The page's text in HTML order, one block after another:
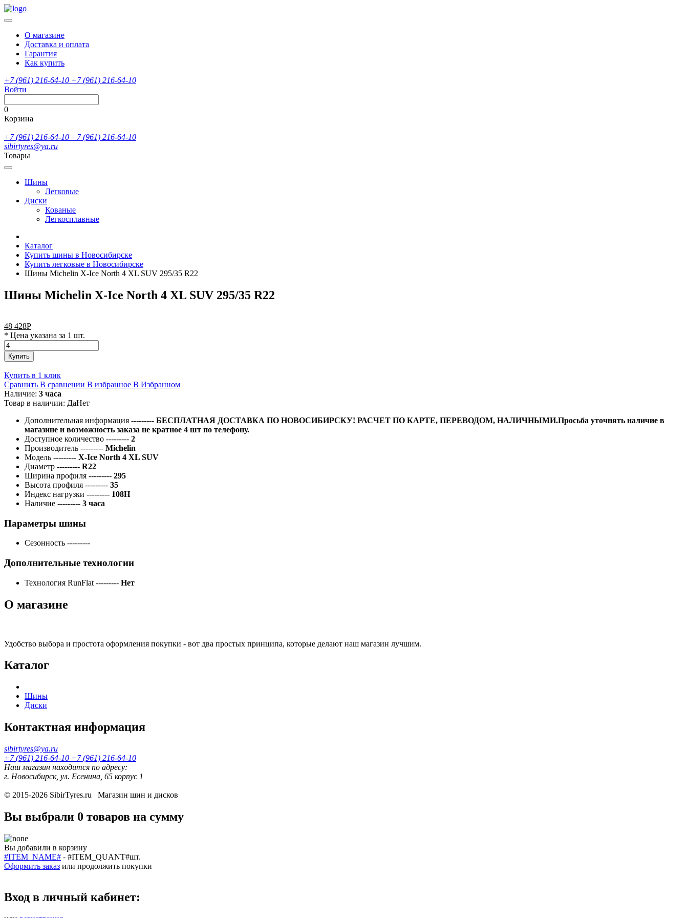
О магазине
Доставка и оплата
Гарантия
Как купить
+7 (961) 216-64-10 +7 (961) 216-64-10
Войти
0
Корзина
+7 (961) 216-64-10 +7 (961) 216-64-10
sibirtyres@ya.ru
Товары
Шины
Легковые
Диски
Кованые
Легкосплавные
Каталог
Купить шины в Новосибирске
Купить легковые в Новосибирске
Шины Michelin X-Ice North 4 XL SUV 295/35 R22
Шины Michelin X-Ice North 4 XL SUV 295/35 R22
48 428Р
* Цена указана за 1 шт.
Купить
Купить в 1 клик
Сравнить В сравнении В избранное В Избранном
Наличие: 3 часа
Товар в наличии: ДаНет
Дополнительная информация --------- БЕСПЛАТНАЯ ДОСТАВКА ПО НОВОСИБИРСКУ! РАСЧЕТ ПО КАРТЕ, ПЕРЕВОДОМ, НАЛИЧНЫМИ.Просьба уточнять наличие в
магазине и возможность заказа не кратное 4 шт по телефону.
Доступное количество --------- 2
Производитель --------- Michelin
Модель --------- X-Ice North 4 XL SUV
Диаметр --------- R22
Ширина профиля --------- 295
Высота профиля --------- 35
Индекс нагрузки --------- 108H
Наличие --------- 3 часа
Параметры шины
Сезонность ---------
Дополнительные технологии
Технология RunFlat --------- Нет
О магазине
Удобство выбора и простота оформления покупки - вот два простых принципа, которые делают наш магазин лучшим.
Каталог
Шины
Диски
Контактная информация
sibirtyres@ya.ru
+7 (961) 216-64-10 +7 (961) 216-64-10
Наш магазин находится по адресу:
г. Новосибирск, ул. Есенина, 65 корпус 1
© 2015-2026 SibirTyres.ru Магазин шин и дисков
Вы выбрали 0 товаров на сумму
Вы добавили в корзину
#ITEM_NAME# - #ITEM_QUANT#шт.
Оформить заказ или продолжить покупки
Вход в личный кабинет: